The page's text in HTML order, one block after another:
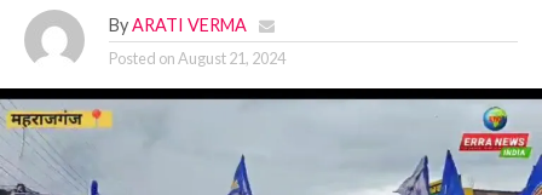
By ARATI VERMA
Posted onAugust 21, 2024